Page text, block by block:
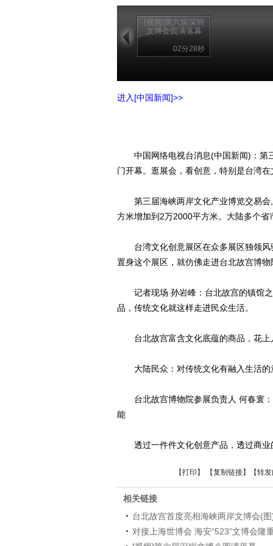
[视频]第六届深圳
文博会圆满落幕
02分28秒
进入[中国新闻]>>
中国网络电视台消息(中国新闻)：第
门开幕。逛展会，看创意，特别是台湾
第三届海峡两岸文化产业博览交易会,
方米增加到2万2000平方米。大陆多个省
台湾文化创意展区在众多展区独领风
置身这个展区，就仿佛走进台北故宫博
记者现场 孙岩峰：台北故宫的镇馆之
品，传统文化就这样走进民众生活。
台北故宫富含文化底蕴的商品，花上
大陆民众：对传统文化有融入生活的
台北故宫博物院参展负责人 何春寰：
能
透过一件件文化创意产品，透过商业
【打印 】 【复制链接】【转
相关链接
台北故宫首度亮相海峡两岸文博会(图
对接上海世博会 海安“523”文博会隆